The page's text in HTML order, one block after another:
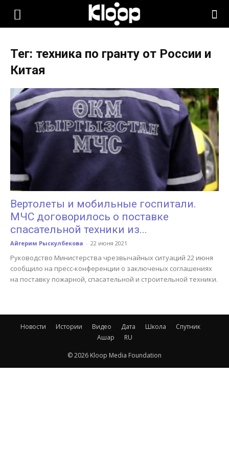
KLOOP.KG
Новости
Кыргызстана
Тег: техника по гранту от России и
Китая
Вертолеты и мобильные госпитали.
МЧС договорилось о поставке
спасательной техники из...
Айгерим Рыскулбекова - 22 июня 2021
Руководство Министерства чрезвычайных ситуаций 22 июня
сообщило на пресс-конференции о заключеных соглашениях
на поставку пожарной, спасательной и строительной техники.
Новости Истории Видео Дата Школа
Спутник
Ашар
RU
© 2026 Kloop Media Foundation